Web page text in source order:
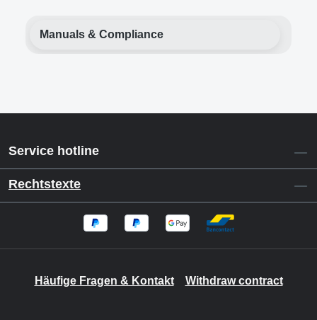
Manuals & Compliance
Service hotline
Rechtstexte
Häufige Fragen & Kontakt Withdraw contract